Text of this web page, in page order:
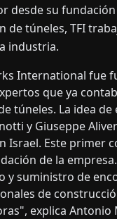
desde su
de túneles, TFI
industria.
International fue
que ya
túneles. La idea
y Giuseppe
Israel. Este primer
de la
y suministro de
de
explica